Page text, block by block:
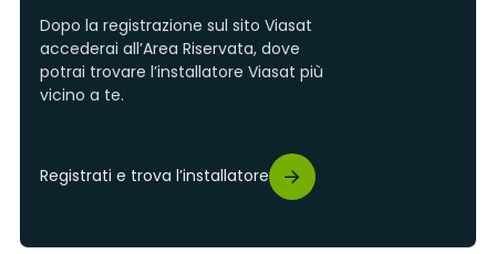
Dopo la registrazione sul sito Viasat
accederai all’Area Riservata, dove
potrai trovare l’installatore Viasat più
vicino a te.
Registrati e trova l’installatore